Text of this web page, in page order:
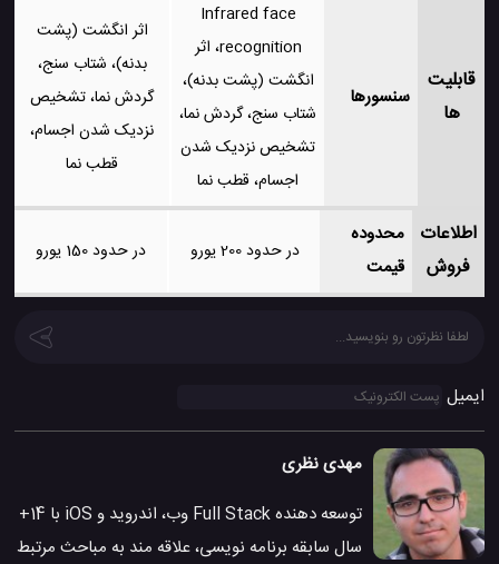
قابلیت
ها
سنسورها
Infrared face
recognition، اثر
انگشت (پشت بدنه)،
شتاب سنج، گردش نما،
تشخیص نزدیک شدن
اجسام، قطب نما
اثر انگشت (پشت
بدنه)، شتاب سنج،
گردش نما، تشخیص
نزدیک شدن اجسام،
قطب نما
اطلاعات
فروش
محدوده
قیمت
در حدود 200 یورو در حدود 150 یورو
ایمیل
مهدی نظری
توسعه دهنده Full Stack وب، اندروید و iOS با 14+
سال سابقه برنامه نویسی، علاقه مند به مباحث مرتبط